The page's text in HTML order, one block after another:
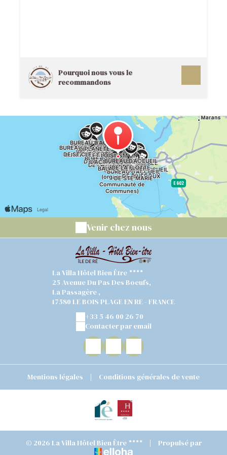
Pourquoi nous vous le
recommandons
Venir chez nous
La Villa Hôtel Bien Être
25 Avenue Du Pas Des Boeufs,
La Passagère ,
17580 LE BOIS PLAGE EN RE - FRANCE
+33 5 46 00 26 70
Contacter par email
Mentions légales | Conditions générales de vente
© 2026 La Villa Hôtel Bien Être | Propulsé par